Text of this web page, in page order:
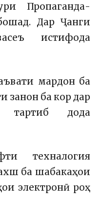
Пропаганда-
Дар Ҷанги
истифода
мардон ба
занон ба кор дар
тартиб дода
техналогия
ба шабакаҳои
электронӣ роҳ